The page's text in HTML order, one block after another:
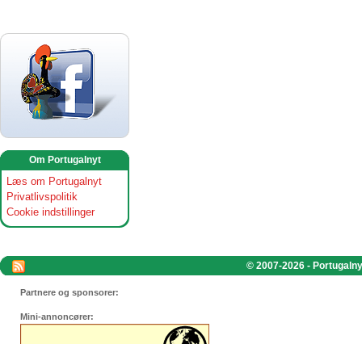
Om Portugalnyt
Læs om Portugalnyt
Privatlivspolitik
Cookie indstillinger
© 2007-2026 -
Partnere og sponsorer:
Mini-annoncører: